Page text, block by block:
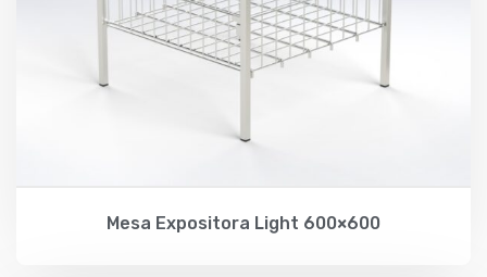
Mesa Expositora Light 600×600